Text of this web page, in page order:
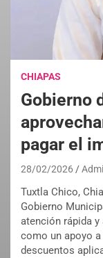
CHIAPAS
Gobierno
pagar el
28/02/2026
Tuxtla Chico,
Gobierno
atención rápida y
como un apoyo
descuentos